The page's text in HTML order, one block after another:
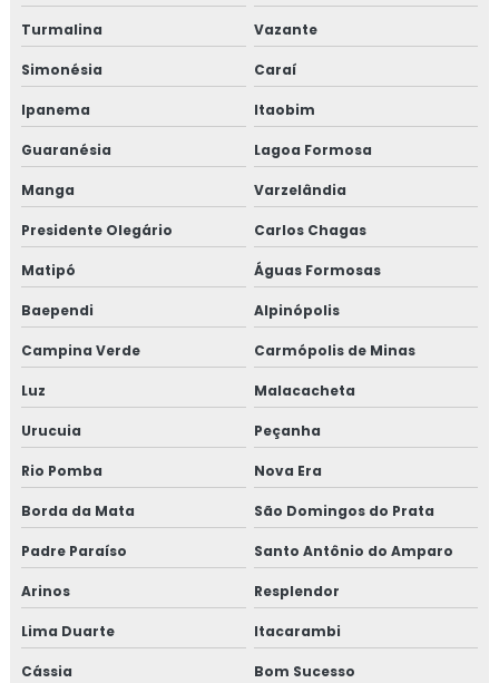
Turmalina Vazante
Simonésia Caraí
Ipanema Itaobim
Guaranésia Lagoa Formosa
Manga Varzelândia
Presidente Olegário Carlos Chagas
Matipó Águas Formosas
Baependi Alpinópolis
Campina Verde Carmópolis de Minas
Luz Malacacheta
Urucuia Peçanha
Rio Pomba Nova Era
Borda da Mata São Domingos do Prata
Padre Paraíso Santo Antônio do Amparo
Arinos Resplendor
Lima Duarte Itacarambi
Cássia Bom Sucesso